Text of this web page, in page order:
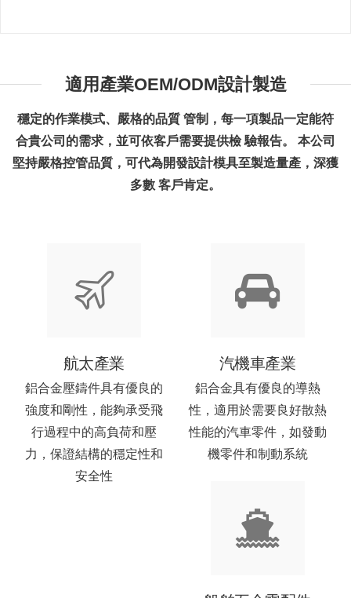
適用產業OEM/ODM設計製造
穩定的作業模式、嚴格的品質 管制，每一項製品一定能符
合貴公司的需求，並可依客戶需要提供檢 驗報告。 本公司
堅持嚴格控管品質，可代為開發設計模具至製造量產，深獲
多數 客戶肯定。
航太產業
鋁合金壓鑄件具有優良的
強度和剛性，能夠承受飛
行過程中的高負荷和壓
力，保證結構的穩定性和
安全性
汽機車產業
鋁合金具有優良的導熱
性，適用於需要良好散熱
性能的汽車零件，如發動
機零件和制動系統